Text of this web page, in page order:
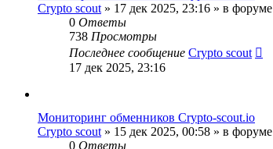
Сrypto scout » 17 дек 2025, 23:16 » в форуме
0 Ответы
738 Просмотры
Последнее сообщение Сrypto scout
17 дек 2025, 23:16
Мониторинг обменников Сrypto-scout.io
Сrypto scout » 15 дек 2025, 00:58 » в форуме
0 Ответы